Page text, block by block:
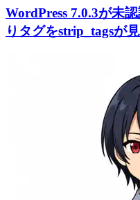
WordPress 7.0.3が未
りタグをstrip_tagsが